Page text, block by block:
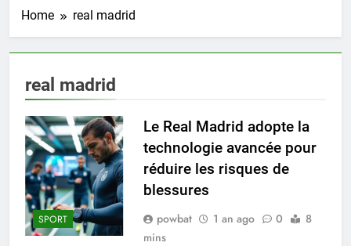
Home real madrid
real madrid
SPORT
Le Real Madrid adopte la
technologie avancée pour
réduire les risques de
blessures
powbat 1 an ago 0
8
mins